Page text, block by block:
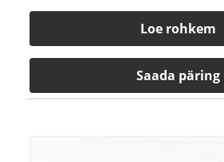
Loe rohkem
Saada päring